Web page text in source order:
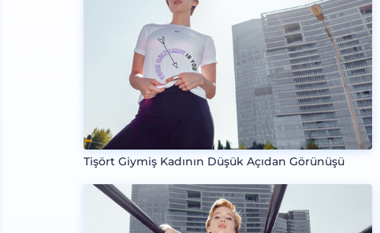
Tişört Giymiş Kadının Düşük Açıdan Görünüşü